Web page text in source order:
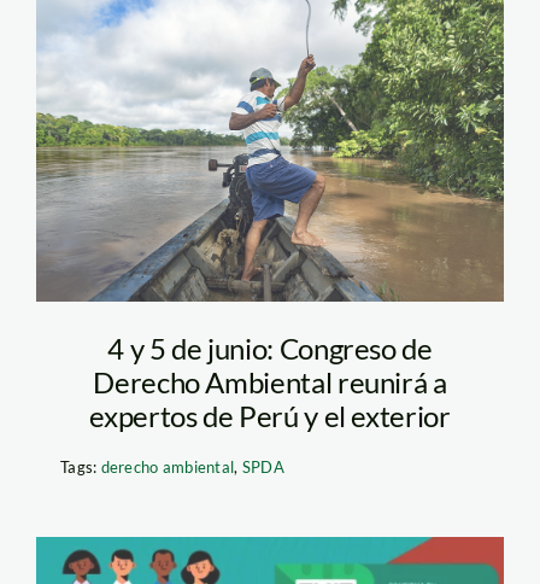
Defensores
Ambientales-SPDA-3
4 y 5 de junio: Congreso de
Derecho Ambiental reunirá a
expertos de Perú y el exterior
Tags: derecho ambiental, SPDA